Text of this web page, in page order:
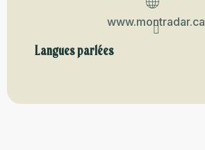
www.montradar.ca
Langues parlées
Langues parlées